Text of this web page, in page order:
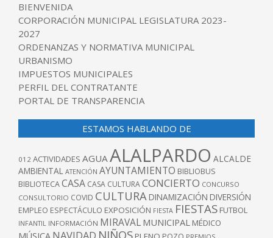
BIENVENIDA
CORPORACIÓN MUNICIPAL LEGISLATURA 2023-
2027
ORDENANZAS Y NORMATIVA MUNICIPAL
URBANISMO
IMPUESTOS MUNICIPALES
PERFIL DEL CONTRATANTE
PORTAL DE TRANSPARENCIA
ESTAMOS HABLANDO DE
012 ACTIVIDADES AGUAALALPARDO ALCALDE
AMBIENTAL ATENCIÓN AYUNTAMIENTO BIBLIOBUS
BIBLIOTECACASA CASA CULTURACONCIERTO CONCURSO
CONSULTORIO COVID CULTURA DINAMIZACIÓN DIVERSIÓN
EMPLEO ESPECTÁCULO EXPOSICIÓN FIESTA FIESTAS FUTBOL
INFANTIL INFORMACIÓN MIRAVAL MUNICIPAL MÉDICO
NIÑOS